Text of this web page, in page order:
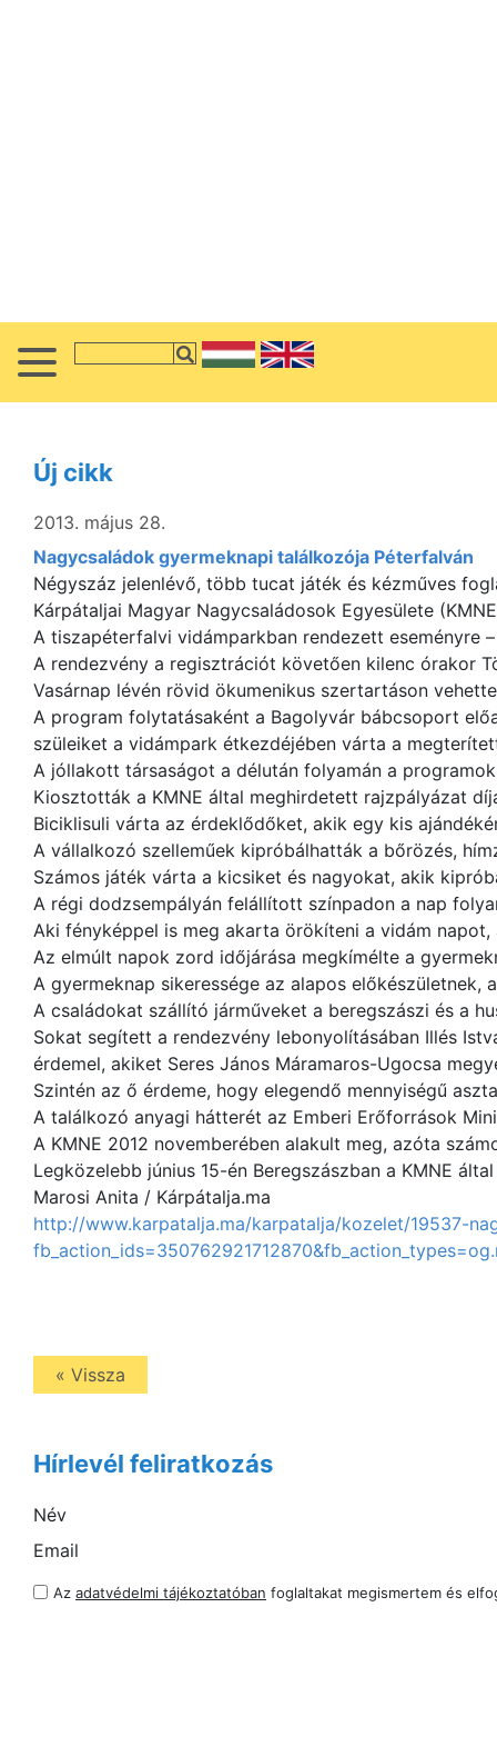
Új cikk
2013. május 28.
Nagycsaládok gyermeknapi találkozója Péterfalván
Négyszáz jelenlévő, több tucat játék és kézműves
Kárpátaljai Magyar Nagycsaládosok Egyesülete
A tiszapéterfalvi vidámparkban rendezett eseményre
A rendezvény a regisztrációt követően kilenc órakor
Vasárnap lévén rövid ökumenikus szertartáson
A program folytatásaként a Bagolyvár bábcsoport
szüleiket a vidámpark étkezdéjében várta a
A jóllakott társaságot a délután folyamán a
Kiosztották a KMNE által meghirdetett rajzpályázat
Biciklisuli várta az érdeklődőket, akik egy kis
A vállalkozó szelleműek kipróbálhatták a bőrözés,
Számos játék várta a kicsiket és nagyokat, akik
A régi dodzsempályán felállított színpadon a nap
Aki fényképpel is meg akarta örökíteni a vidám
Az elmúlt napok zord időjárása megkímélte a
A gyermeknap sikeressége az alapos
A családokat szállító járműveket a beregszászi és a
Sokat segített a rendezvény lebonyolításában Illés
érdemel, akiket Seres János Máramaros-Ugocsa
Szintén az ő érdeme, hogy elegendő mennyiségű
A találkozó anyagi hátterét az Emberi Erőforrások
A KMNE 2012 novemberében alakult meg, azóta
Legközelebb június 15-én Beregszászban a KMNE
Marosi Anita / Kárpátalja.ma
http://www.karpatalja.ma/karpatalja/kozelet/19537-
« Vissza
Hírlevél feliratkozás
Név
Email
Az adatvédelmi tájékoztatóban foglaltakat megismertem és